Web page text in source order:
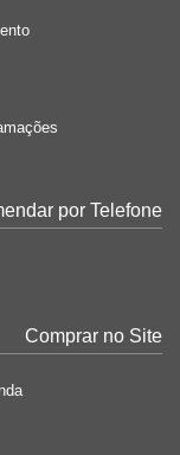
por Telefone
Comprar no Site